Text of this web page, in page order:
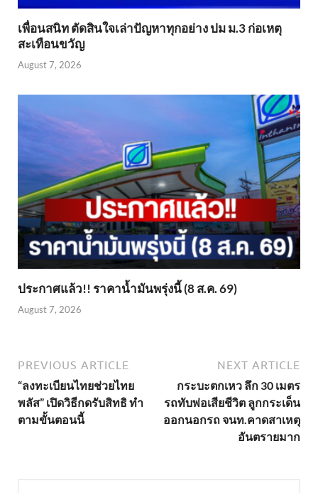
เพื่อนสนิท ตัดสินใจเล่าปัญหาทุกอย่าง ปม ม.3 ก่อเหตุ
สะเทือนขวัญ
August 7, 2026
ประกาศแล้ว!! ราคาน้ำมันพรุ่งนี้ (8 ส.ค. 69)
August 7, 2026
PREVIOUS ARTICLE
“ลงทะเบียนไทยช่วยไทย
พลัส” เปิดวิธีกดรับสิทธิ ทำ
ตามขั้นตอนนี้
NEXT ARTICLE
กระบะตกเหว ลึก 30 เมตร
รถทับพ่อเสียชีวิต ลูกกระเด็น
ออกนอกรถ จนท.คาดสาเหตุ
อันตรายมาก